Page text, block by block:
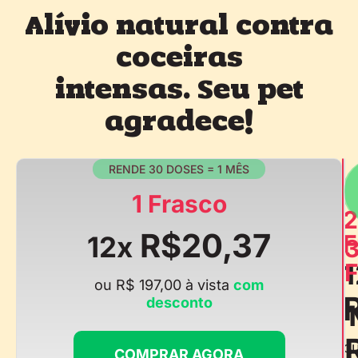
Alívio natural contra
coceiras
intensas. Seu pet
agradece!
RENDE 30 DOSES = 1 MÊS
1 Frasco
12x R$20,37
ou R$ 197,00 à vista com
desconto
COMPRAR AGORA
2